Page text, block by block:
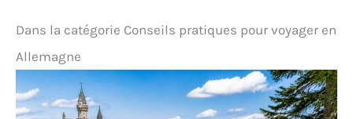
Dans la catégorie Conseils pratiques pour voyager en
Allemagne